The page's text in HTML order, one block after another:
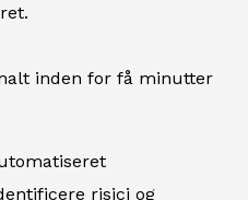
inden for få minutter
risici og